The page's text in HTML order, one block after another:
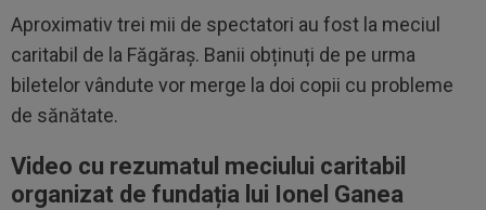
Aproximativ trei mii de spectatori au fost la meciul
caritabil de la Făgăraș. Banii obținuți de pe urma
biletelor vândute vor merge la doi copii cu probleme
de sănătate.
Video cu rezumatul meciului caritabil
organizat de fundația lui Ionel Ganea